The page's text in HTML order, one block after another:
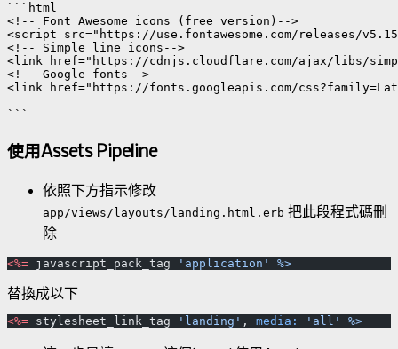
```html
<!-- Font Awesome icons (free version)-->
<script src="https://use.fontawesome.com/releases/
<!-- Simple line icons-->
<link href="https://cdnjs.cloudflare.com/ajax/libs/
<!-- Google fonts-->
<link href="https://fonts.googleapis.com/
使用Assets Pipeline
依照下方指示修改
app/views/layouts/landing.html.erb 把此段程式碼刪
除
<%= javascript_pack_tag 'application'
替換成以下
<%= stylesheet_link_tag 'landing' , media: 'all'